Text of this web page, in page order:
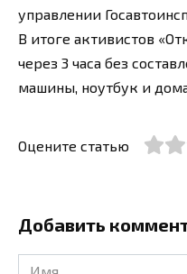
управлении
В итоге активистов
через 3 часа без
машины, ноутбук и
Оцените статью
Добавить
Имя